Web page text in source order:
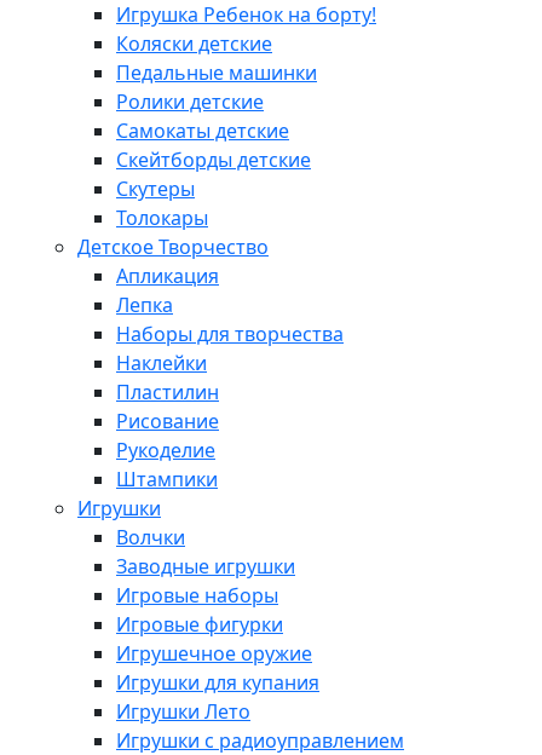
Игрушка Ребенок на борту!
Коляски детские
Педальные машинки
Ролики детские
Самокаты детские
Скейтборды детские
Скутеры
Толокары
Детское Творчество
Апликация
Лепка
Наборы для творчества
Наклейки
Пластилин
Рисование
Рукоделие
Штампики
Игрушки
Волчки
Заводные игрушки
Игровые наборы
Игровые фигурки
Игрушечное оружие
Игрушки для купания
Игрушки Лето
Игрушки с радиоуправлением